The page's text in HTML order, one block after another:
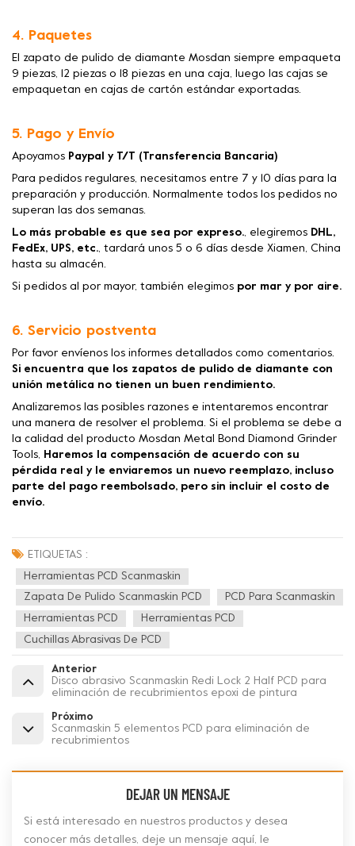
4. Paquetes
El zapato de pulido de diamante Mosdan siempre empaqueta
9 piezas, 12 piezas o 18 piezas en una caja, luego las cajas se
empaquetan en cajas de cartón estándar exportadas.
5. Pago y Envío
Apoyamos Paypal y T/T (Transferencia Bancaria)
Para pedidos regulares, necesitamos entre 7 y 10 días para la
preparación y producción. Normalmente todos los pedidos no
superan las dos semanas.
Lo más probable es que sea por expreso., elegiremos DHL,
FedEx, UPS, etc., tardará unos 5 o 6 días desde Xiamen, China
hasta su almacén.
Si pedidos al por mayor, también elegimos por mar y por aire.
6. Servicio postventa
Por favor envíenos los informes detallados como comentarios.
Si encuentra que los zapatos de pulido de diamante con
unión metálica no tienen un buen rendimiento.
Analizaremos las posibles razones e intentaremos encontrar
una manera de resolver el problema. Si el problema se debe a
la calidad del producto Mosdan Metal Bond Diamond Grinder
Tools, Haremos la compensación de acuerdo con su
pérdida real y le enviaremos un nuevo reemplazo, incluso
parte del pago reembolsado, pero sin incluir el costo de
envío.
ETIQUETAS :
Herramientas PCD Scanmaskin
Zapata De Pulido Scanmaskin PCD
PCD Para Scanmaskin
Herramientas PCD Herramientas PCD
Cuchillas Abrasivas De PCD
Anterior
Disco abrasivo Scanmaskin Redi Lock 2 Half PCD para
eliminación de recubrimientos epoxi de pintura
Próximo
Scanmaskin 5 elementos PCD para eliminación de
recubrimientos
DEJAR UN MENSAJE
Si está interesado en nuestros productos y desea
conocer más detalles, deje un mensaje aquí, le